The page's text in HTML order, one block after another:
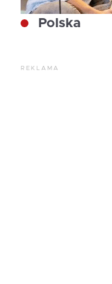
Polska
REKLAMA